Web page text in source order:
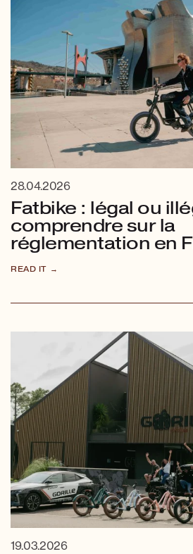
28.04.2026
Fatbike : légal ou
comprendre sur la
réglementation en
READ IT
19.03.2026